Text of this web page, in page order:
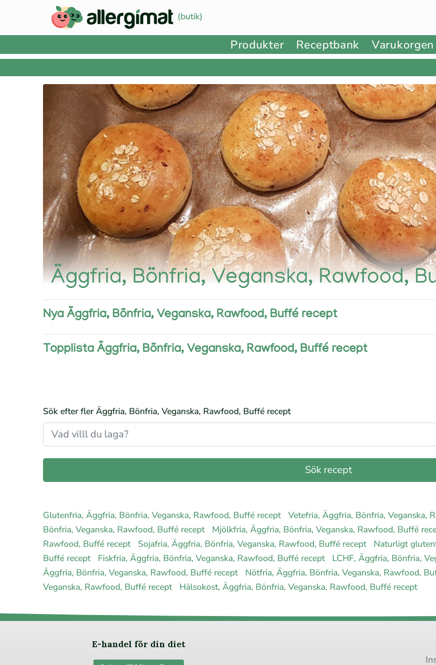
(butik)
Produkter Receptbank Varukorgen
Äggfria, Bönfria, Veganska, Rawfood,
Nya Äggfria, Bönfria, Veganska, Rawfood, Buffé recept
Topplista Äggfria, Bönfria, Veganska, Rawfood, Buffé recept
Sök efter fler Äggfria, Bönfria, Veganska, Rawfood, Buffé recept
Glutenfria, Äggfria, Bönfria, Veganska, Rawfood, Buffé recept Vetefria, Äggfria, Bönfria, Veganska,
Bönfria, Veganska, Rawfood, Buffé recept
Mjölkfria, Äggfria, Bönfria, Veganska, Rawfood, Buffé
Rawfood, Buffé recept
Sojafria, Äggfria, Bönfria, Veganska, Rawfood, Buffé recept
Naturligt
Buffé recept
Fiskfria, Äggfria, Bönfria, Veganska, Rawfood, Buffé recept LCHF, Äggfria, Bönfria,
Äggfria, Bönfria, Veganska, Rawfood, Buffé recept
Nötfria, Äggfria, Bönfria, Veganska, Rawfood,
Veganska, Rawfood, Buffé recept
Hälsokost, Äggfria, Bönfria, Veganska, Rawfood, Buffé recept
E-handel för din diet